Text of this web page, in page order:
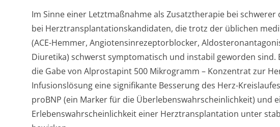
Im Sinne einer Letztmaßnahme als Zusatztherapie bei
bei Herztransplan­tationskandida­ten, die trotz der üblichen
(ACE-Hemmer, Angiotensinre­zeptorblocker,
Diuretika) schwerst symptomatisch und instabil geworden sind.
die Gabe von Alprostapint 500 Mikrogramm – Konzentrat zur
Infusionslösung eine signifikante Besserung des Herz-
proBNP (ein Marker für die Überlebenswah­rscheinlichke­it) und
Erlebenswahrsche­inlichkeit einer Herztransplantation unter